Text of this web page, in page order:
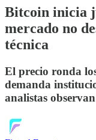
Bitcoin inicia
mercado no
técnica
El precio ronda
demanda
analistas